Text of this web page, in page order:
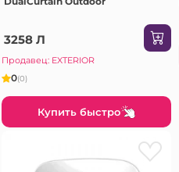
3258 Л
Продавец: EXTERIOR
0(0)
Купить быстро